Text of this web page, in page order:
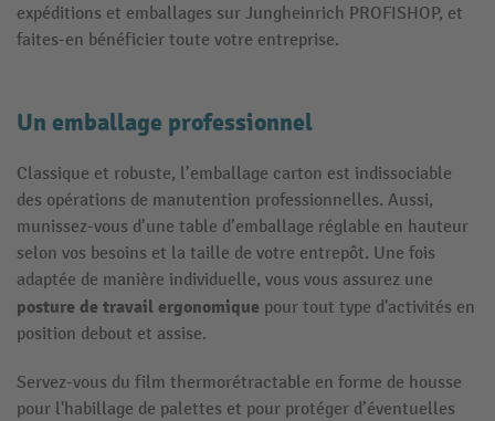
expéditions et emballages sur Jungheinrich PROFISHOP, et
faites-en bénéficier toute votre entreprise.
Un emballage professionnel
Classique et robuste, l’emballage carton est indissociable
des opérations de manutention professionnelles. Aussi,
munissez-vous d’une table d’emballage réglable en hauteur
selon vos besoins et la taille de votre entrepôt. Une fois
adaptée de manière individuelle, vous vous assurez une
posture de travail ergonomique pour tout type d'activités en
position debout et assise.
Servez-vous du film thermorétractable en forme de housse
pour l'habillage de palettes et pour protéger d’éventuelles